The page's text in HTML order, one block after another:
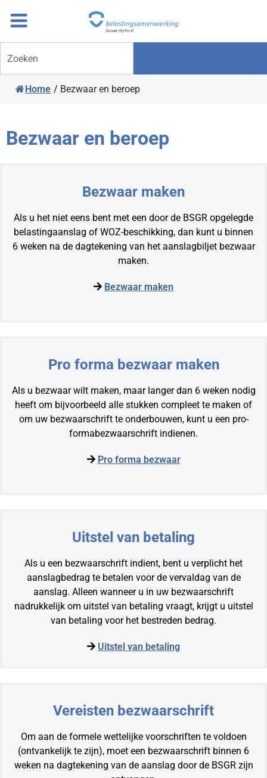
naar
inhoud
door
naar
navigatie
Zoeken
Home / Bezwaar en beroep
Bezwaar en beroep
Bezwaar maken
Als u het niet eens bent met een door de BSGR opgelegde
belastingaanslag of WOZ-beschikking, dan kunt u binnen
6 weken na de dagtekening van het aanslagbiljet bezwaar
maken.
Bezwaar maken
Pro forma bezwaar maken
Als u bezwaar wilt maken, maar langer dan 6 weken nodig
heeft om bijvoorbeeld alle stukken compleet te maken of
om uw bezwaarschrift te onderbouwen, kunt u een pro-
formabezwaarschrift indienen.
Pro forma bezwaar
Uitstel van betaling
Als u een bezwaarschrift indient, bent u verplicht het
aanslagbedrag te betalen voor de vervaldag van de
aanslag. Alleen wanneer u in uw bezwaarschrift
nadrukkelijk om uitstel van betaling vraagt, krijgt u uitstel
van betaling voor het bestreden bedrag.
Uitstel van betaling
Vereisten bezwaarschrift
Om aan de formele wettelijke voorschriften te voldoen
(ontvankelijk te zijn), moet een bezwaarschrift binnen 6
weken na dagtekening van de aanslag door de BSGR zijn